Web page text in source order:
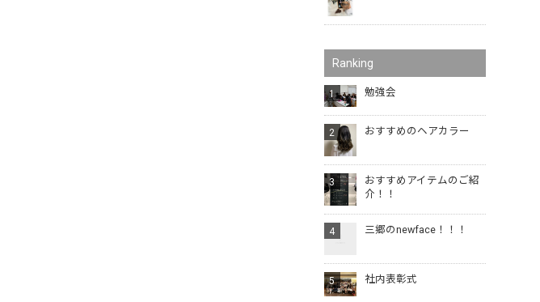
Ranking
勉強会
おすすめのヘアカラー
おすすめアイテムのご紹
介！！
三郷のnewface！！！
社内表彰式